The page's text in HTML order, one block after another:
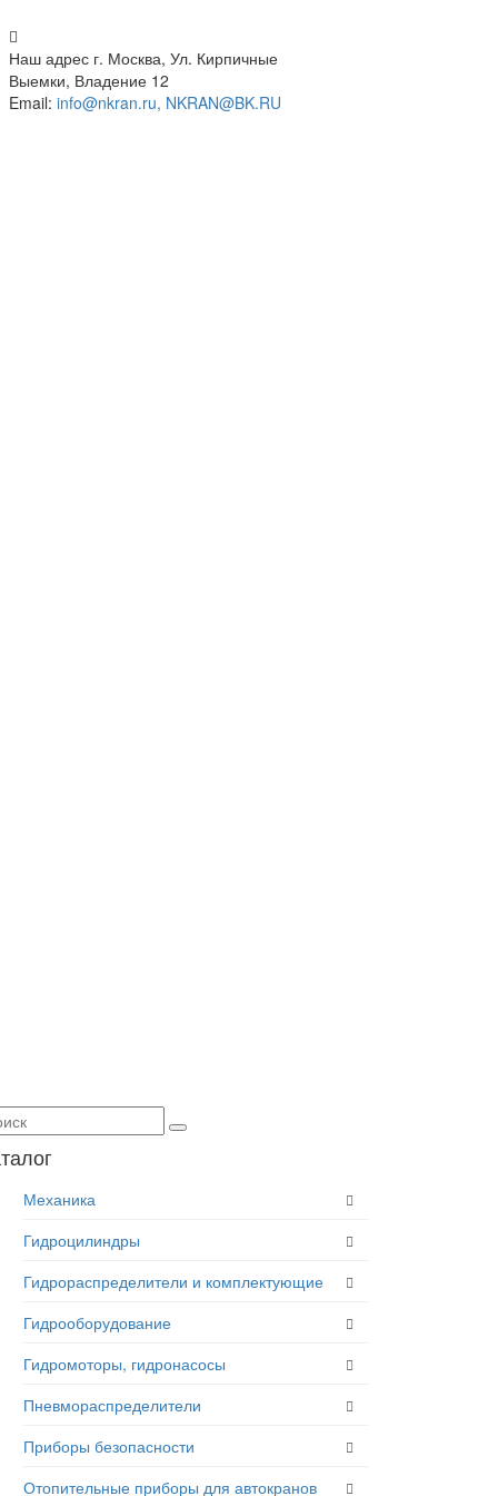
Наш адресг. Москва, Ул. Кирпичные
Выемки, Владение 12
Email: info@nkran.ru, NKRAN@BK.RU
Механика
Гидроцилиндры
Гидрораспределители и комплектующие
Гидрооборудование
Гидромоторы, гидронасосы
Пневмораспределители
Приборы безопасности
Отопительные приборы для автокранов